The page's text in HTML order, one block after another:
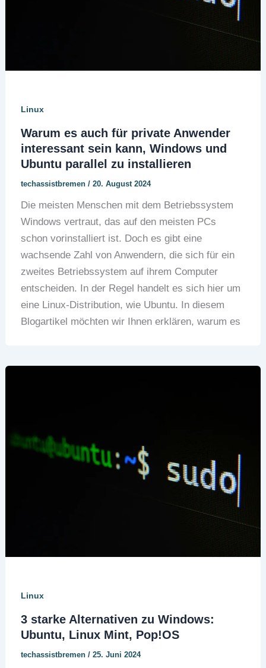
Linux
Warum es auch für private Anwender
interessant sein kann, Windows und
Ubuntu parallel zu installieren
techassistbremen / 20. August 2024
Die meisten Menschen mit dem Betriebssystem
Windows vertraut, das auf den meisten PCs
schon vorinstalliert ist. Doch es gibt eine
wachsende Zahl von Anwendern, die sich für ein
zweites Betriebssystem auf ihrem Computer
entscheiden. In der Regel handelt es sich hier um
eine Linux-Distribution, wie Ubuntu. In diesem
Blogartikel möchten wir Ihnen erklären, warum es
Linux
3 starke Alternativen zu Windows:
Ubuntu, Linux Mint, Pop!OS
techassistbremen / 25. Juni 2024